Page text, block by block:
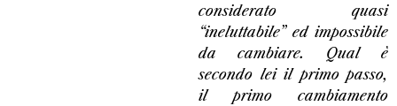
considerato quasi
“ineluttabile” ed impossibile
da cambiare. Qual è
secondo lei il primo passo,
il primo cambiamento